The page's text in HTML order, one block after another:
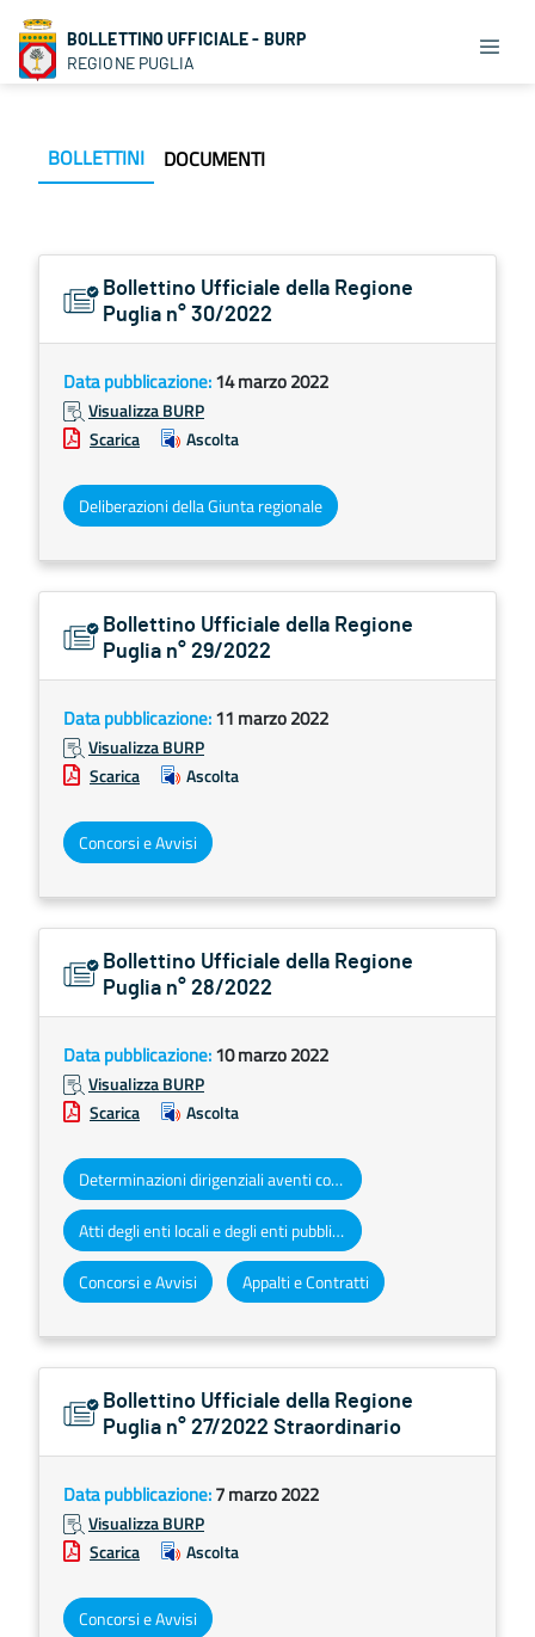
BOLLETTINO UFFICIALE - BURP
REGIONE PUGLIA
BOLLETTINI DOCUMENTI
Bollettino Ufficiale della Regione
Puglia n° 30/2022
Data pubblicazione:14 marzo 2022
Visualizza BURP
Scarica
Ascolta
Deliberazioni della Giunta regionale
Bollettino Ufficiale della Regione
Puglia n° 29/2022
Data pubblicazione:11 marzo 2022
Visualizza BURP
Scarica
Ascolta
Concorsi e Avvisi
Bollettino Ufficiale della Regione
Puglia n° 28/2022
Data pubblicazione:10 marzo 2022
Visualizza BURP
Scarica
Ascolta
Determinazioni dirigenziali aventi contenuto di interesse generale
Atti degli enti locali e degli enti pubblici e privati
Concorsi e Avvisi Appalti e Contratti
Bollettino Ufficiale della Regione
Puglia n° 27/2022 Straordinario
Data pubblicazione:7 marzo 2022
Visualizza BURP
Scarica
Ascolta
Concorsi e Avvisi